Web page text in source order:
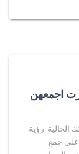
اجمعهن
الحالية. رؤية
على جمع